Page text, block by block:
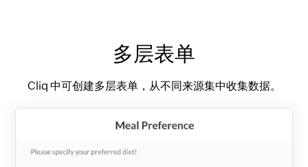
多层表单
Cliq 中可创建多层表单，从不同来源集中收集数据。